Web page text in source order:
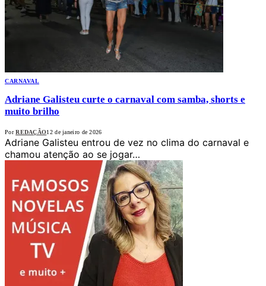
CARNAVAL
Adriane Galisteu curte o carnaval com samba, shorts e
muito brilho
Por REDAÇÃO12 de janeiro de 2026
Adriane Galisteu entrou de vez no clima do carnaval e
chamou atenção ao se jogar…